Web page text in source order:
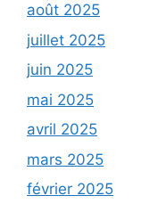
août 2025
juillet 2025
juin 2025
mai 2025
avril 2025
mars 2025
février 2025